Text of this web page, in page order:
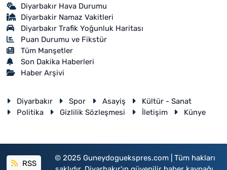
Diyarbakır Hava Durumu
Diyarbakir Namaz Vakitleri
Diyarbakır Trafik Yoğunluk Haritası
Puan Durumu ve Fikstür
Tüm Manşetler
Son Dakika Haberleri
Haber Arşivi
Diyarbakır Spor Asayiş
Kültür - Sanat
Politika
Gizlilik Sözleşmesi İletişim Künye
RSS
© 2025 Guneydoguekspres.com | Tüm hakları